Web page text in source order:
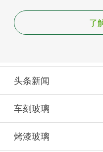
了
头条新闻
车刻玻璃
烤漆玻璃